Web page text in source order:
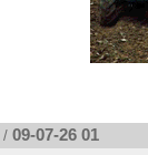
/ 09-07-26 01